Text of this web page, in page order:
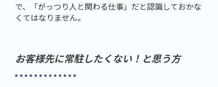
で、「がっつり人と関わる仕事」だと認識しておかな
くてはなりません。
お客様先に常駐したくない！と思う方